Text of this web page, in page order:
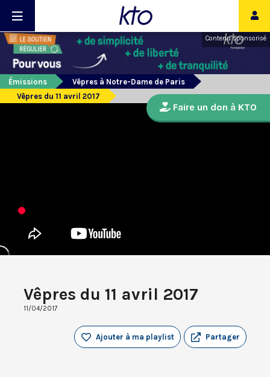
Contenu sponsorisé
Émissions
Vêpres à Notre-Dame de Paris
Vêpres du 11 avril 2017
Vêpres du 11 avril 2017
11/04/2017
Partager
Ajouter à ma playlist
Faire un don à KTO